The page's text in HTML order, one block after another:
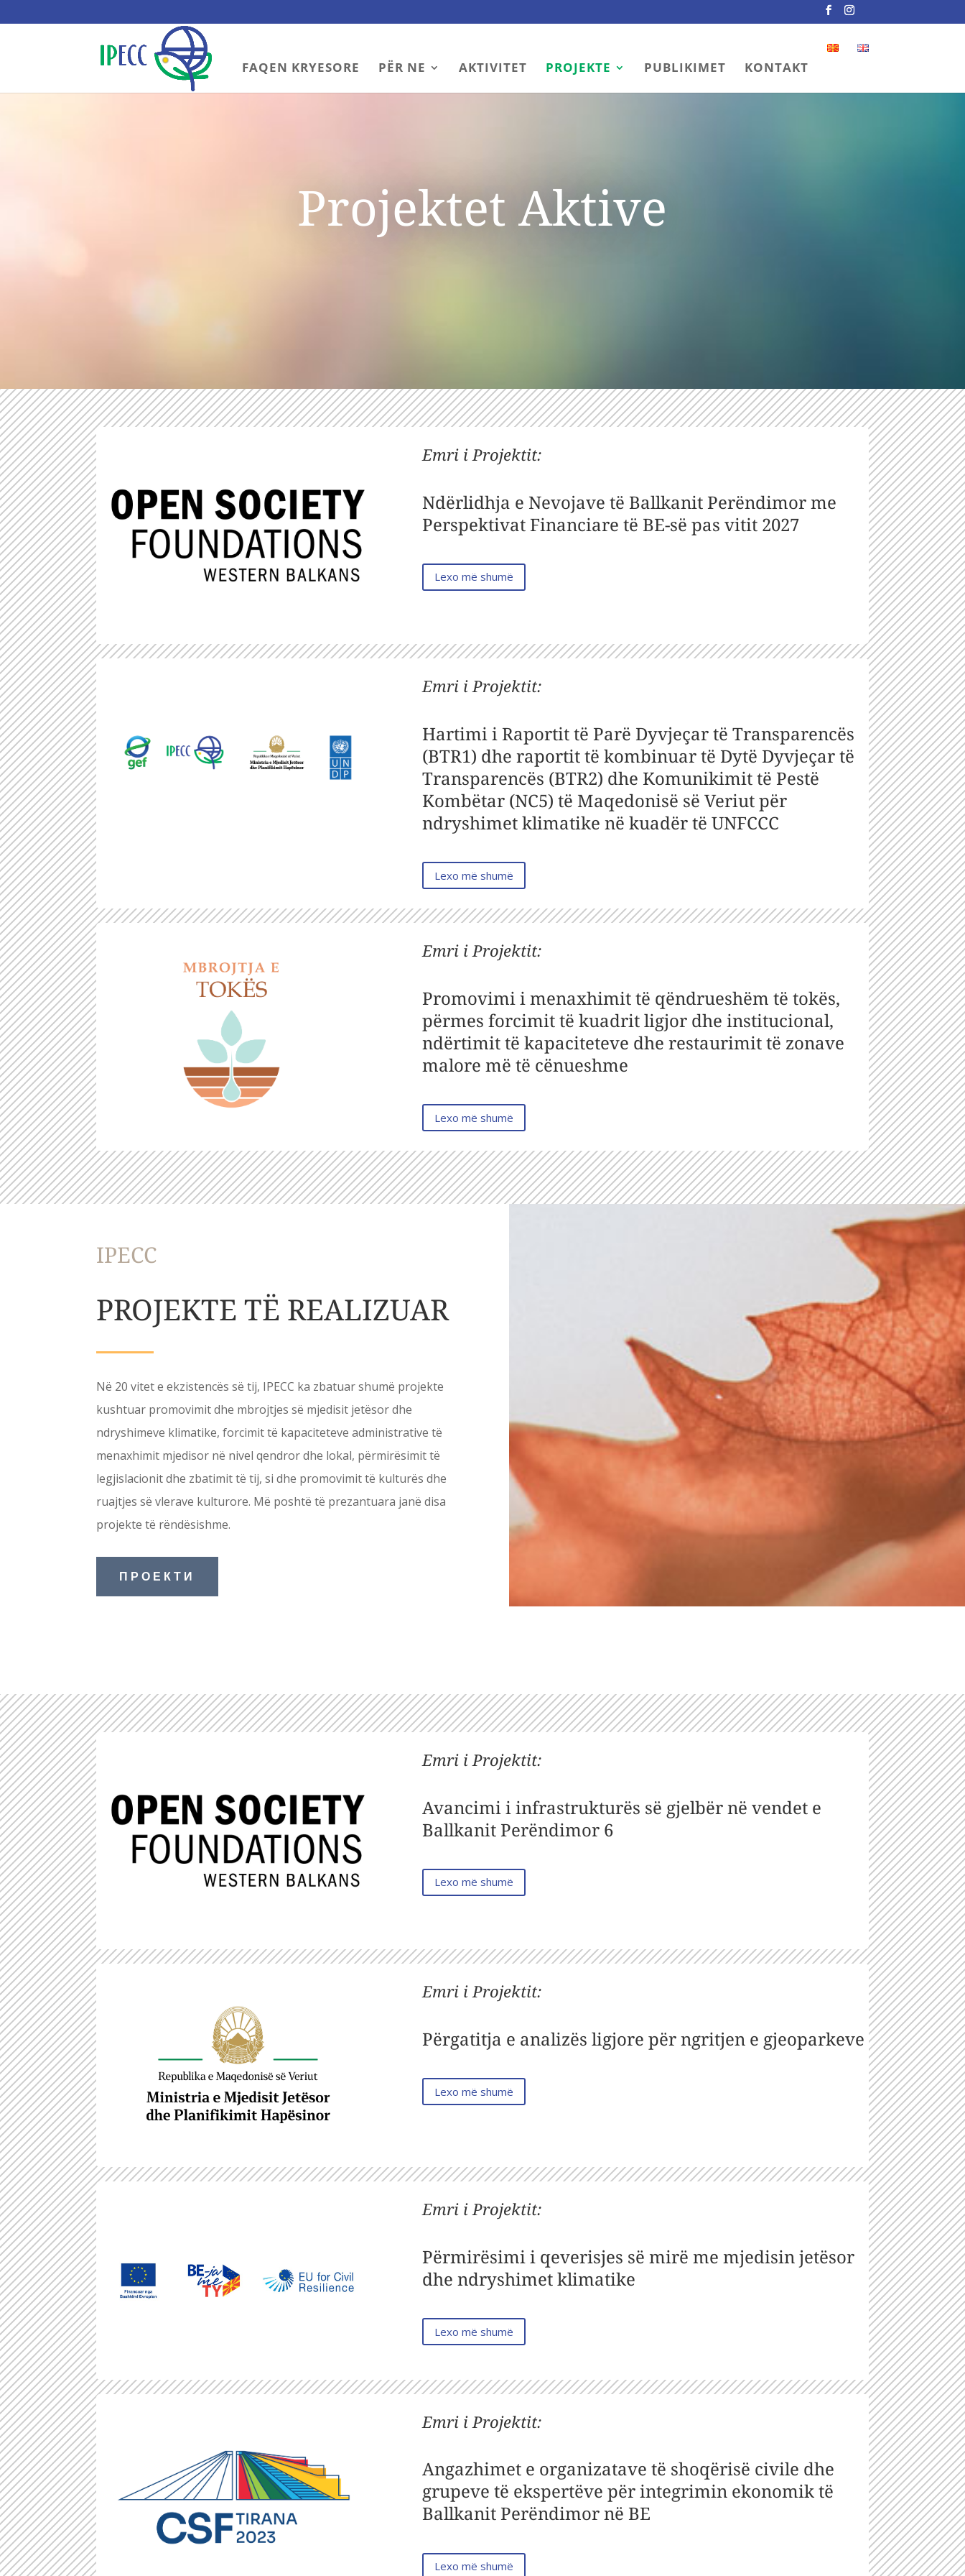
FAQEN KRYESORE PËR NE AKTIVITET PROJEKTE PUBLIKIMET KONTAKT
Projektet Aktive
Emri i Projektit:
Ndërlidhja e Nevojave të Ballkanit Perëndimor me
Perspektivat Financiare të BE-së pas vitit 2027
Lexo më shumë
Emri i Projektit:
Hartimi i Raportit të Parë Dyvjeçar të Transparencës
(BTR1) dhe raportit të kombinuar të Dytë Dyvjeçar të
Transparencës (BTR2) dhe Komunikimit të Pestë
Kombëtar (NC5) të Maqedonisë së Veriut për
ndryshimet klimatike në kuadër të UNFCCC
Lexo më shumë
Emri i Projektit:
Promovimi i menaxhimit të qëndrueshëm të tokës,
përmes forcimit të kuadrit ligjor dhe institucional,
ndërtimit të kapaciteteve dhe restaurimit të zonave
malore më të cënueshme
Lexo më shumë
IPECC
PROJEKTE TË REALIZUAR
Në 20 vitet e ekzistencës së tij, IPECC ka zbatuar shumë projekte
kushtuar promovimit dhe mbrojtjes së mjedisit jetësor dhe
ndryshimeve klimatike, forcimit të kapaciteteve administrative të
menaxhimit mjedisor në nivel qendror dhe lokal, përmirësimit të
legjislacionit dhe zbatimit të tij, si dhe promovimit të kulturës dhe
ruajtjes së vlerave kulturore. Më poshtë të prezantuara janë disa
projekte të rëndësishme.
ПРОЕКТИ
Emri i Projektit:
Avancimi i infrastrukturës së gjelbër në vendet e
Ballkanit Perëndimor 6
Lexo më shumë
Emri i Projektit:
Përgatitja e analizës ligjore për ngritjen e gjeoparkeve
Lexo më shumë
Emri i Projektit:
Përmirësimi i qeverisjes së mirë me mjedisin jetësor
dhe ndryshimet klimatike
Lexo më shumë
Emri i Projektit:
Angazhimet e organizatave të shoqërisë civile dhe
grupeve të ekspertëve për integrimin ekonomik të
Ballkanit Perëndimor në BE
Lexo më shumë